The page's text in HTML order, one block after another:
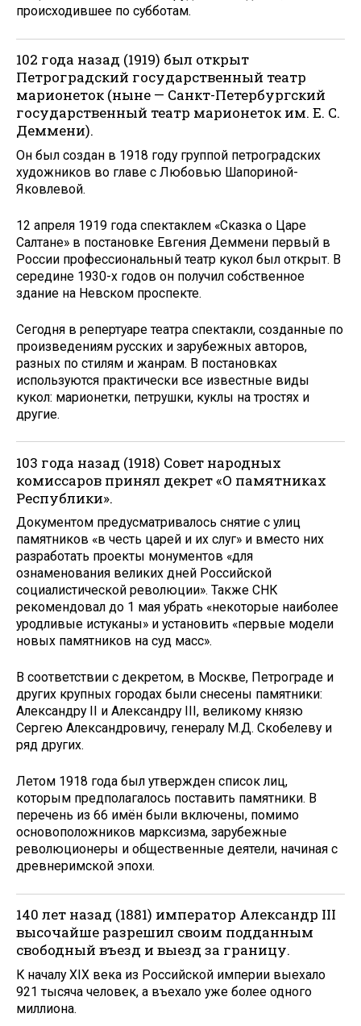
происходившее по субботам.
102 года назад (1919) был открыт
Петроградский государственный театр
марионеток (ныне — Санкт-Петербургский
государственный театр марионеток им. Е. С.
Деммени).
Он был создан в 1918 году группой петроградских
художников во главе с Любовью Шапориной-
Яковлевой.
12 апреля 1919 года спектаклем «Сказка о Царе
Салтане» в постановке Евгения Деммени первый в
России профессиональный театр кукол был открыт. В
середине 1930-х годов он получил собственное
здание на Невском проспекте.
Сегодня в репертуаре театра спектакли, созданные по
произведениям русских и зарубежных авторов,
разных по стилям и жанрам. В постановках
используются практически все известные виды
кукол: марионетки, петрушки, куклы на тростях и
другие.
103 года назад (1918) Совет народных
комиссаров принял декрет «О памятниках
Республики».
Документом предусматривалось снятие с улиц
памятников «в честь царей и их слуг» и вместо них
разработать проекты монументов «для
ознаменования великих дней Российской
социалистической революции». Также СНК
рекомендовал до 1 мая убрать «некоторые наиболее
уродливые истуканы» и установить «первые модели
новых памятников на суд масс».
В соответствии с декретом, в Москве, Петрограде и
других крупных городах были снесены памятники:
Александру II и Александру III, великому князю
Сергею Александровичу, генералу М.Д. Скобелеву и
ряд других.
Летом 1918 года был утвержден список лиц,
которым предполагалось поставить памятники. В
перечень из 66 имён были включены, помимо
основоположников марксизма, зарубежные
революционеры и общественные деятели, начиная с
древнеримской эпохи.
140 лет назад (1881) император Александр III
высочайше разрешил своим подданным
свободный въезд и выезд за границу.
К началу XIX века из Российской империи выехало
921 тысяча человек, а въехало уже более одного
миллиона.